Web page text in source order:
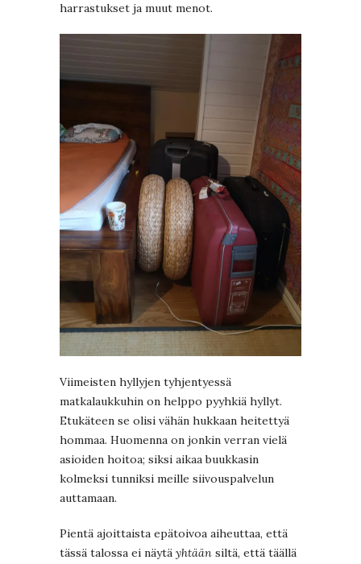
harrastukset ja muut menot.
Viimeisten hyllyjen tyhjentyessä
matkalaukkuhin on helppo pyyhkiä hyllyt.
Etukäteen se olisi vähän hukkaan heitettyä
hommaa. Huomenna on jonkin verran vielä
asioiden hoitoa; siksi aikaa buukkasin
kolmeksi tunniksi meille siivouspalvelun
auttamaan.
Pientä ajoittaista epätoivoa aiheuttaa, että
tässä talossa ei näytä yhtään siltä, että täällä